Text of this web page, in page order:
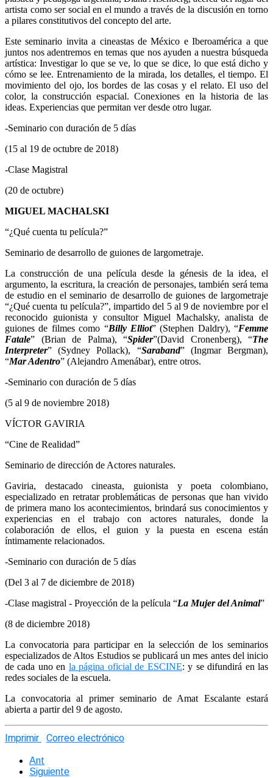
artista como ser social en el mundo a través de la discusión en torno
a pilares constitutivos del concepto del arte.
Este seminario invita a cineastas de México e Iberoamérica a que
juntos nos adentremos en temas que nos ayuden a nuestra búsqueda
artística: Investigar lo que se ve, lo que se dice, lo que está dicho y
cómo se lee. Entrenamiento de la mirada, los detalles, el tiempo. El
movimiento del ojo, los bordes de las cosas y el relato. El uso del
color, la construcción espacial. Conexiones en la historia de las
ideas. Experiencias que permitan ver desde otro lugar.
-Seminario con duración de 5 días
(15 al 19 de octubre de 2018)
-Clase Magistral
(20 de octubre)
MIGUEL MACHALSKI
“¿Qué cuenta tu película?”
Seminario de desarrollo de guiones de largometraje.
La construcción de una película desde la génesis de la idea, el
argumento, la escritura, la creación de personajes, también será tema
de estudio en el seminario de desarrollo de guiones de largometraje
“¿Qué cuenta tu película?”, impartido del 5 al 9 de noviembre por el
reconocido guionista y consultor Miguel Machalsky, analista de
guiones de filmes como “Billy Elliot” (Stephen Daldry), “Femme
Fatale” (Brian de Palma), “Spider”(David Cronenberg), “The
Interpreter” (Sydney Pollack), “Saraband” (Ingmar Bergman),
“Mar Adentro” (Alejandro Amenábar), entre otros.
-Seminario con duración de 5 días
(5 al 9 de noviembre 2018)
VÍCTOR GAVIRIA
“Cine de Realidad”
Seminario de dirección de Actores naturales.
Gaviria, destacado cineasta, guionista y poeta colombiano,
especializado en retratar problemáticas de personas que han vivido
de primera mano los acontecimientos, brindará sus conocimientos y
experiencias en el trabajo con actores naturales, donde la
colaboración de ellos, el guion y la puesta en escena están
íntimamente relacionados.
-Seminario con duración de 5 días
(Del 3 al 7 de diciembre de 2018)
-Clase magistral - Proyección de la película “La Mujer del Animal”
(8 de diciembre 2018)
La convocatoria para participar en la selección de los seminarios
especializados de Altos Estudios se publicará un mes antes del inicio
de cada uno en la página oficial de ESCINE: y se difundirá en las
redes sociales de la escuela.
La convocatoria al primer seminario de Amat Escalante estará
abierta a partir del 9 de agosto.
Imprimir Correo electrónico
Ant
Siguiente